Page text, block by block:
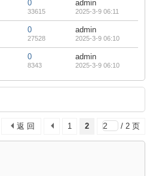
0
33615
admin
2025-3-9 06:11
0
27528
admin
2025-3-9 06:10
0
8343
admin
2025-3-9 06:10
1 2 / 2 页
返 回